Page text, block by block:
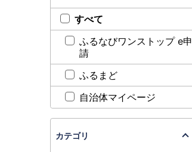
すべて
ふるなびワンストップ e申
請
ふるまど
自治体マイページ
カテゴリ